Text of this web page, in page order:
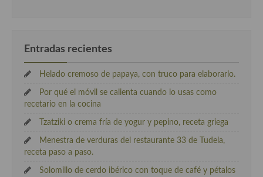
Entradas recientes
Helado cremoso de papaya, con truco para elaborarlo.
Por qué el móvil se calienta cuando lo usas como
recetario en la cocina
Tzatziki o crema fría de yogur y pepino, receta griega
Menestra de verduras del restaurante 33 de Tudela,
receta paso a paso.
Solomillo de cerdo ibérico con toque de café y pétalos